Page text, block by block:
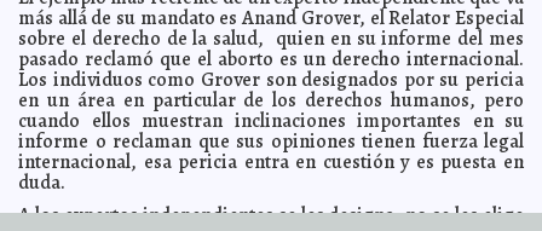
2011-12-06 12:27:34 Tahdziú, será sede de un evento sobre semillas criollas
Guillermo Barrera Fernandez
2011-12-06 11:37:13 Los zombis no podrán ir de vacaciones a AlemaniaA7
2011-12-06 11:34:23 Rihanna inundó su cuarto en el Savoy A7
2011-12-06 11:32:15 João Havelange renuncia al Comité Olímpico
Internacional A7
2011-12-06 11:30:12 Clonarán un mamut A7
2011-12-05 20:53:50 El mejor diseñador de portadas de libros del mundo
más allá de su mandato es Anand Grover, el Relator Especial
sobre el derecho de la salud, quien en su informe del mes
pasado reclamó que el aborto es un derecho internacional.
Los individuos como Grover son designados por su pericia
en un área en particular de los derechos humanos, pero
cuando ellos muestran inclinaciones importantes en su
informe o reclaman que sus opiniones tienen fuerza legal
internacional, esa pericia entra en cuestión y es puesta en
duda.
A los expertos independientes se les designa, no se les elige